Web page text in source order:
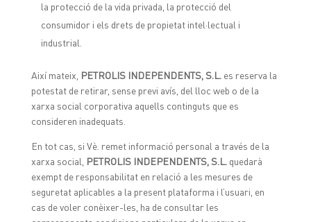
la protecció de la vida privada, la protecció del
consumidor i els drets de propietat intel·lectual i
industrial.
Així mateix, PETROLIS INDEPENDENTS, S.L.es reserva la
potestat de retirar, sense previ avís, del lloc web o de la
xarxa social corporativa aquells continguts que es
consideren inadequats.
En tot cas, si Vè. remet informació personal a través de la
xarxa social, PETROLIS INDEPENDENTS, S.L. quedarà
exempt de responsabilitat en relació a les mesures de
seguretat aplicables a la present plataforma i l’usuari, en
cas de voler conèixer-les, ha de consultar les